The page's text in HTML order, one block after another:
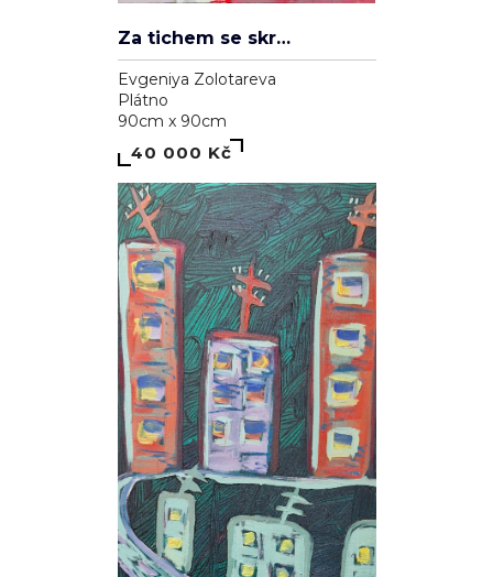
Za tichem se skrývá hluk
Evgeniya Zolotareva
Plátno
90cm x 90cm
40 000 Kč